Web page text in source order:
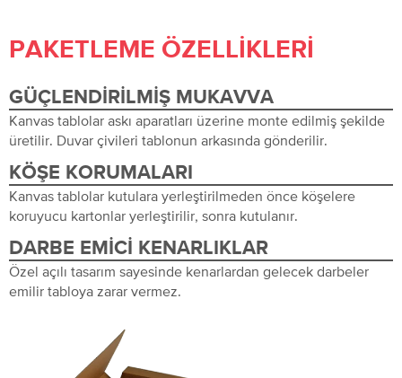
PAKETLEME ÖZELLIKLERI
GÜÇLENDIRILMIŞ MUKAVVA
Kanvas tablolar askı aparatları üzerine monte edilmiş şekilde
üretilir. Duvar çivileri tablonun arkasında gönderilir.
KÖŞE KORUMALARI
Kanvas tablolar kutulara yerleştirilmeden önce köşelere
koruyucu kartonlar yerleştirilir, sonra kutulanır.
DARBE EMICI KENARLIKLAR
Özel açılı tasarım sayesinde kenarlardan gelecek darbeler
emilir tabloya zarar vermez.